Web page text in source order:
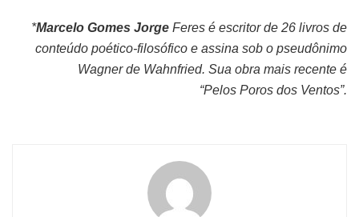
*Marcelo Gomes Jorge Feres é escritor de 26 livros de
conteúdo poético-filosófico e assina sob o pseudônimo
Wagner de Wahnfried. Sua obra mais recente é
“Pelos Poros dos Ventos”.